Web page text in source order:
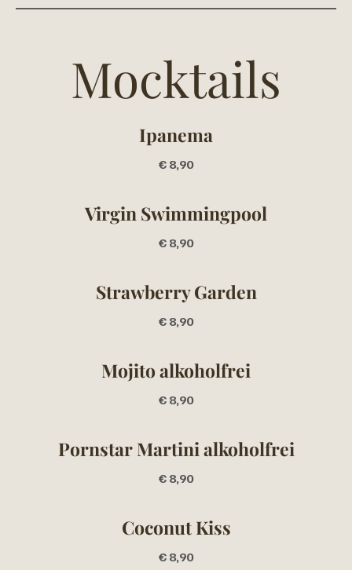
Mocktails
Ipanema
€ 8,90
Virgin Swimmingpool
€ 8,90
Strawberry Garden
€ 8,90
Mojito alkoholfrei
€ 8,90
Pornstar Martini alkoholfrei
€ 8,90
Coconut Kiss
€ 8,90